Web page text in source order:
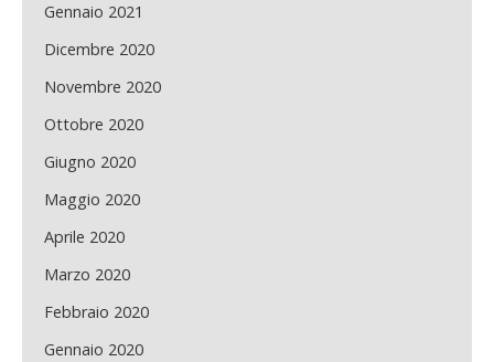
Gennaio 2021
Dicembre 2020
Novembre 2020
Ottobre 2020
Giugno 2020
Maggio 2020
Aprile 2020
Marzo 2020
Febbraio 2020
Gennaio 2020